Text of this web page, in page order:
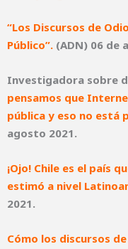
“Los Discursos de
Público”. (ADN) 06 de
Investigadora sobre
pensamos que
pública y eso no está
agosto 2021.
¡Ojo! Chile es el país
estimó a nivel
2021.
Cómo los discursos